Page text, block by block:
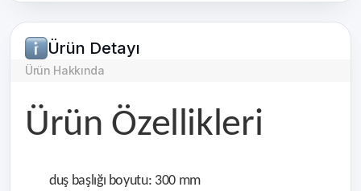
Ürün Detayı
Ürün Hakkında
Ürün Özellikleri
duş başlığı boyutu: 300 mm